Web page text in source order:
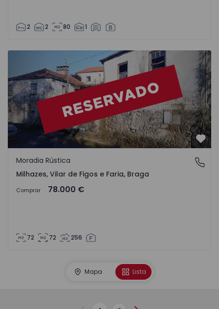
2 2 80 1
Moradia Rústica Barcelos, Milhazes, Vilar de Figos e
Milhazes, Vilar de Figos e Faria, Braga
Moradia Rústica
Milhazes, Vilar de Figos e Faria, Braga
Comprar 78.000 €
72 72 256
Mapa Lista